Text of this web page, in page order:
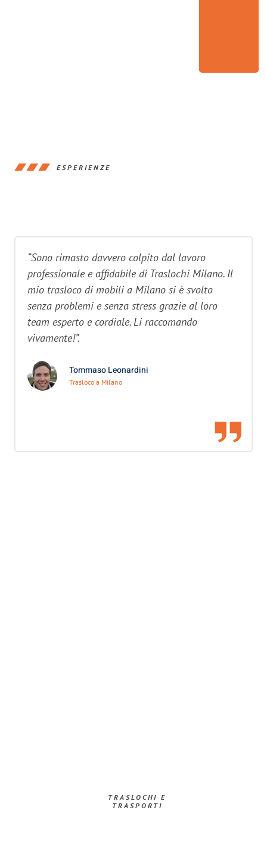
ESPERIENZE
“Sono rimasto davvero colpito dal lavoro
professionale e affidabile di Traslochi Milano. Il
mio trasloco di mobili a Milano si è svolto
senza problemi e senza stress grazie al loro
team esperto e cordiale. Li raccomando
vivamente!”.
Tommaso Leonardini
Trasloco a Milano
TRASLOCHI E
TRASPORTI​